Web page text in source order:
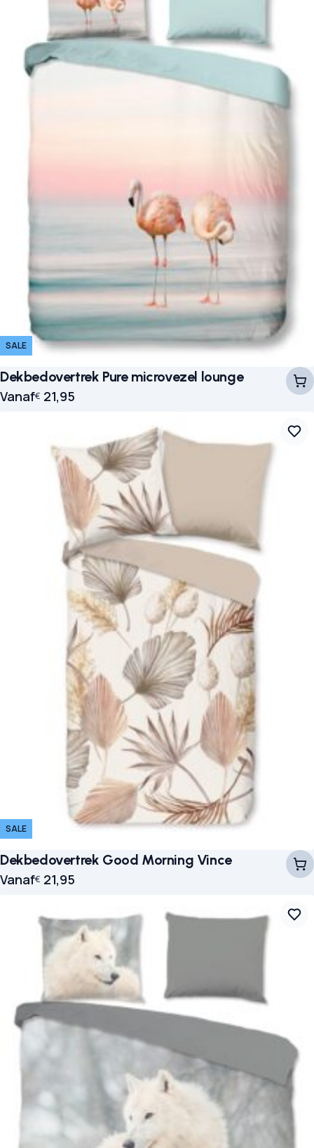
SALE
Dekbedovertrek Pure microvezel lounge
Vanaf€ 21,95
SALE
Dekbedovertrek Good Morning Vince
Vanaf€ 21,95